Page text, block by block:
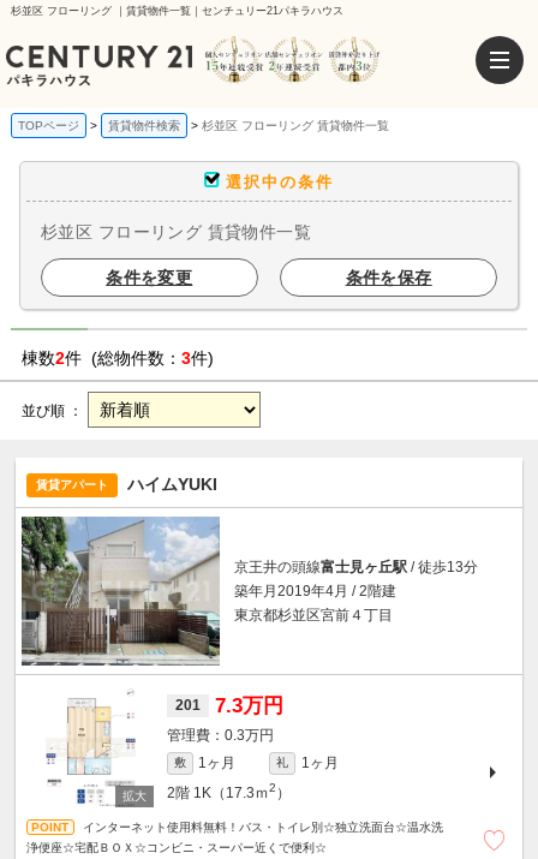
杉並区 フローリング ｜賃貸物件一覧｜センチュリー21パキラハウス
TOPページ 賃貸物件検索 杉並区 フローリング 賃貸物件一覧
選択中の条件
杉並区 フローリング 賃貸物件一覧
条件を変更 条件を保存
棟数2件 (総物件数： 3件)
並び順 ：
賃貸アパート ハイムYUKI
京王井の頭線富士見ヶ丘駅 / 徒歩13分
築年月2019年4月 / 2階建
東京都杉並区宮前４丁目
201 7.3万円
0.3万円
敷 1ヶ月 礼
1ヶ月
2階 1K（17.3ｍ2 ）
インターネット使用料無料！バス・トイレ別☆独立洗面台☆温水洗
浄便座☆宅配ＢＯＸ☆コンビニ・スーパー近くで便利☆